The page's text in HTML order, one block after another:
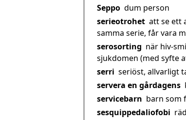
Seppo dum person
serieotrohet att se ett
samma serie, får vara
serosorting när hiv-
sjukdomen (med syfte
serri seriöst, allvarligt
servera en gårdagens
servicebarn barn som
sesquippedaliofobi